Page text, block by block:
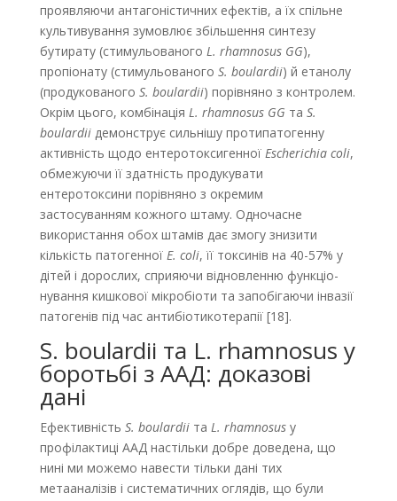
проявляючи антагоністичних ефектів, а їх спільне
культивування зумовлює збільшення синтезу
бутирату (стимульова­ного L. rhamnosus GG),
пропіонату (стимульованого S. boulardii) й етанолу
(продукованого S. boulardii) порівняно з контролем.
Окрім цього, комбінація L. rhamnosus GG та S.
boulardii демонст­рує сильнішу протипатогенну
активність щодо ентеротоксигенної Escherichia coli,
обмежуючи її здатність продукувати
ентеротоксини порівняно з окремим
застосуванням кожного штаму. Одночасне
використання обох штамів дає змогу знизити
кількість патогенної E. coli, її токсинів на 40-57% у
дітей і дорослих, сприяючи відновленню функціо­
нування кишкової мікробіоти та запобігаючи інвазії
патогенів під час антибіотикотерапії [18].
S. boulardii та L. rhamnosus у
боротьбі з ААД: доказові
дані
Ефективність S. boulardii та L. rhamnosusу
профілактиці ААД настільки добре доведена, що
нині ми можемо навести тільки дані тих
метааналізів і систематичних оглядів, що були